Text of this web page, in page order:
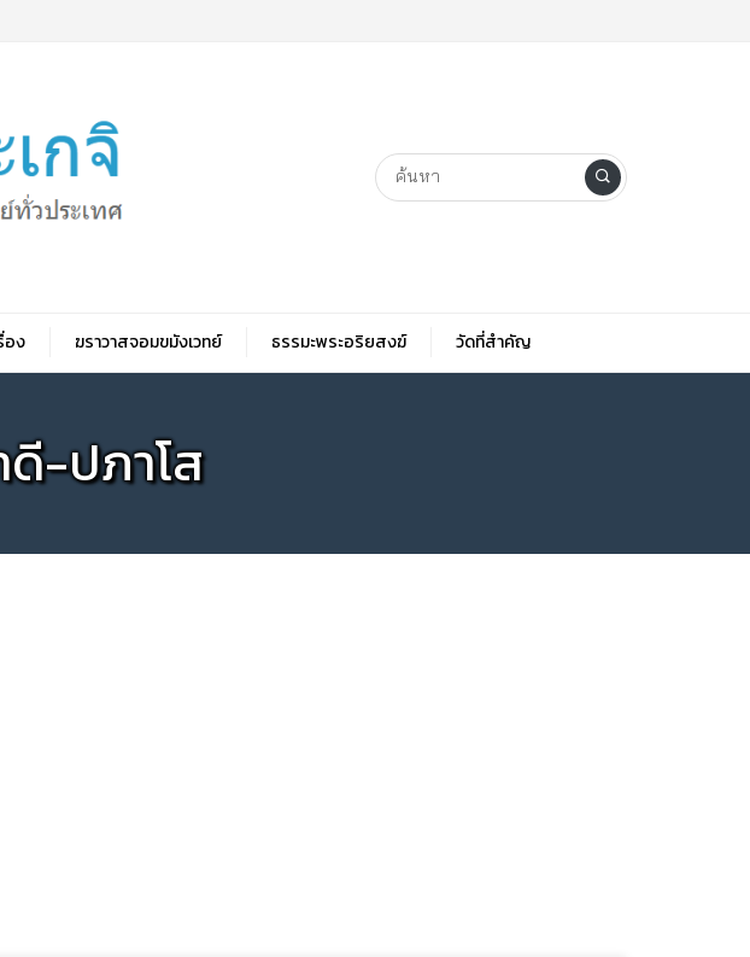
อง ฆราวาสจอมขมังเวทย์ ธรรมะพระอริยสงฆ์ วัดที่สําคัญ
-ปภาโส